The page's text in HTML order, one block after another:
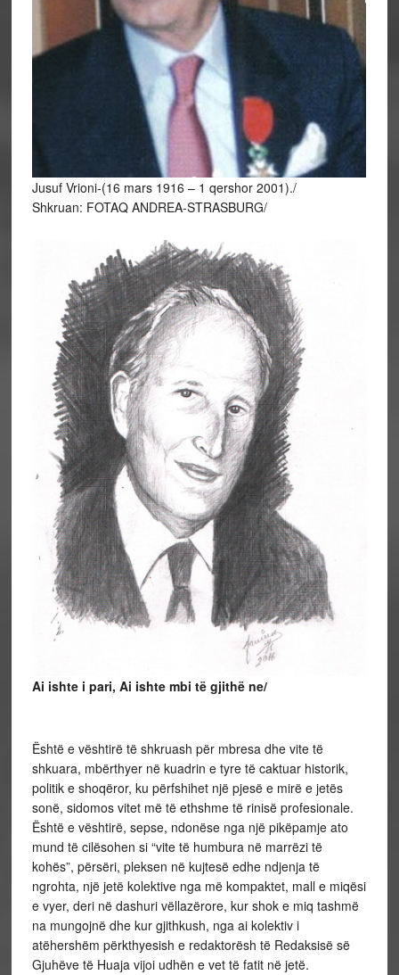
Jusuf Vrioni-(16 mars 1916 – 1 qershor 2001)./
Shkruan: FOTAQ ANDREA-STRASBURG/
Ai ishte i pari, Ai ishte mbi të gjithë ne/
Është e vështirë të shkruash për mbresa dhe vite të
shkuara, mbërthyer në kuadrin e tyre të caktuar historik,
politik e shoqëror, ku përfshihet një pjesë e mirë e jetës
sonë, sidomos vitet më të ethshme të rinisë profesionale.
Është e vështirë, sepse, ndonëse nga një pikëpamje ato
mund të cilësohen si “vite të humbura në marrëzi të
kohës”, përsëri, pleksen në kujtesë edhe ndjenja të
ngrohta, një jetë kolektive nga më kompaktet, mall e miqësi
e vyer, deri në dashuri vëllazërore, kur shok e miq tashmë
na mungojnë dhe kur gjithkush, nga ai kolektiv i
atëhershëm përkthyesish e redaktorësh të Redaksisë së
Gjuhëve të Huaja vijoi udhën e vet të fatit në jetë.